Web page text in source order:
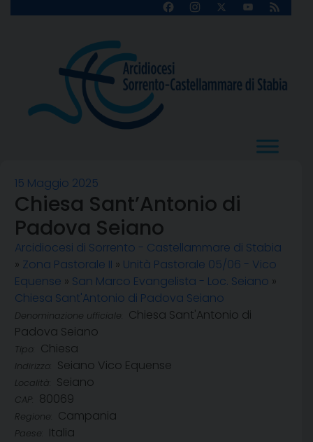
FacebookInstagram
X
YouTube
Feed
15 Maggio 2025
Chiesa Sant’Antonio di
Padova Seiano
Arcidiocesi di Sorrento - Castellammare di Stabia
» Zona Pastorale II » Unità Pastorale 05/06 - Vico
Equense » San Marco Evangelista - Loc. Seiano »
Chiesa Sant'Antonio di Padova Seiano
Denominazione ufficiale:
Chiesa Sant'Antonio di
Padova Seiano
Tipo: Chiesa
Indirizzo: Seiano Vico Equense
Località: Seiano
CAP: 80069
Regione: Campania
Paese: Italia